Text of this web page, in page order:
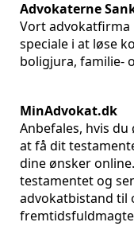
Advokaterne
Vort advokatfirma
speciale i at løse
boligjura, familie-
MinAdvokat.dk
Anbefales, hvis
at få dit
dine ønsker
testamentet og
advokatbistand til